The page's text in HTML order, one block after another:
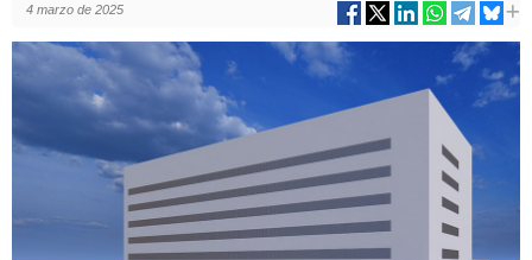
4 marzo de 2025